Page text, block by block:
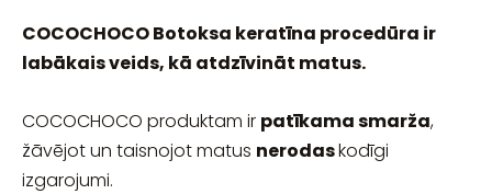
COCOCHOCO Botoksa keratīna procedūra ir
labākais veids, kā atdzīvināt matus.
COCOCHOCO produktam ir patīkama smarža,
žāvējot un taisnojot matus nerodaskodīgi
izgarojumi.